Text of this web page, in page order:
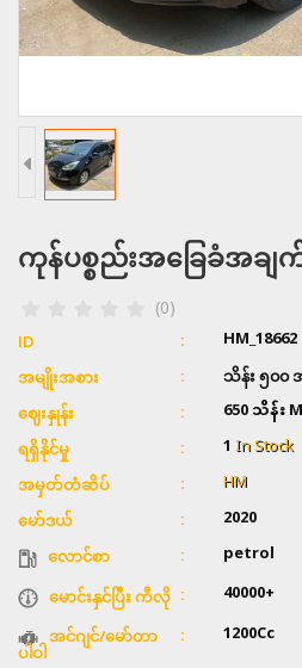
ကုန်ပစ္စည်းအခြေခံအခ
(0)
ID HM_18662
အမျိုးအစား
သိန်း ၅၀၀
ဈေးနှုန်း
650 သိန်း
ရရှိနိုင်မှု 1In Stock
အမှတ်တံဆိပ် HM
မော်ဒယ် 2020
လောင်စာ petrol
မောင်းနှင်ပြီး ကီလို 40000+
အင်ဂျင်/မော်တာ
ပါဝါ
1200Cc